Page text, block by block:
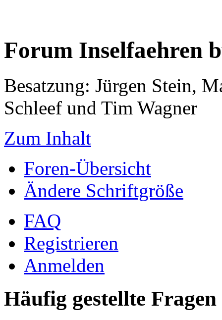
Forum Inselfaehren
Besatzung: Jürgen Stein,
Schleef und Tim Wagner
Zum Inhalt
Foren-Übersicht
Ändere Schriftgröße
FAQ
Registrieren
Anmelden
Häufig gestellte Fragen